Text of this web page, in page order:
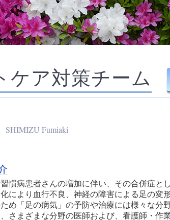
ケア対策チーム
SHIMIZU Fumiaki
慣病患者さんの増加に伴い、その合併症と
により血行不良、神経の障害による足の変
め「足の病気」の予防や治療には様々な
さまざまな分野の医師および、看護師・作